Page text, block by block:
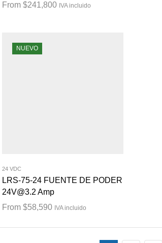
From$241,800 IVA incluido
NUEVO
24 VDC
LRS-75-24 FUENTE DE PODER
24V@3.2 Amp
From$58,590 IVA incluido